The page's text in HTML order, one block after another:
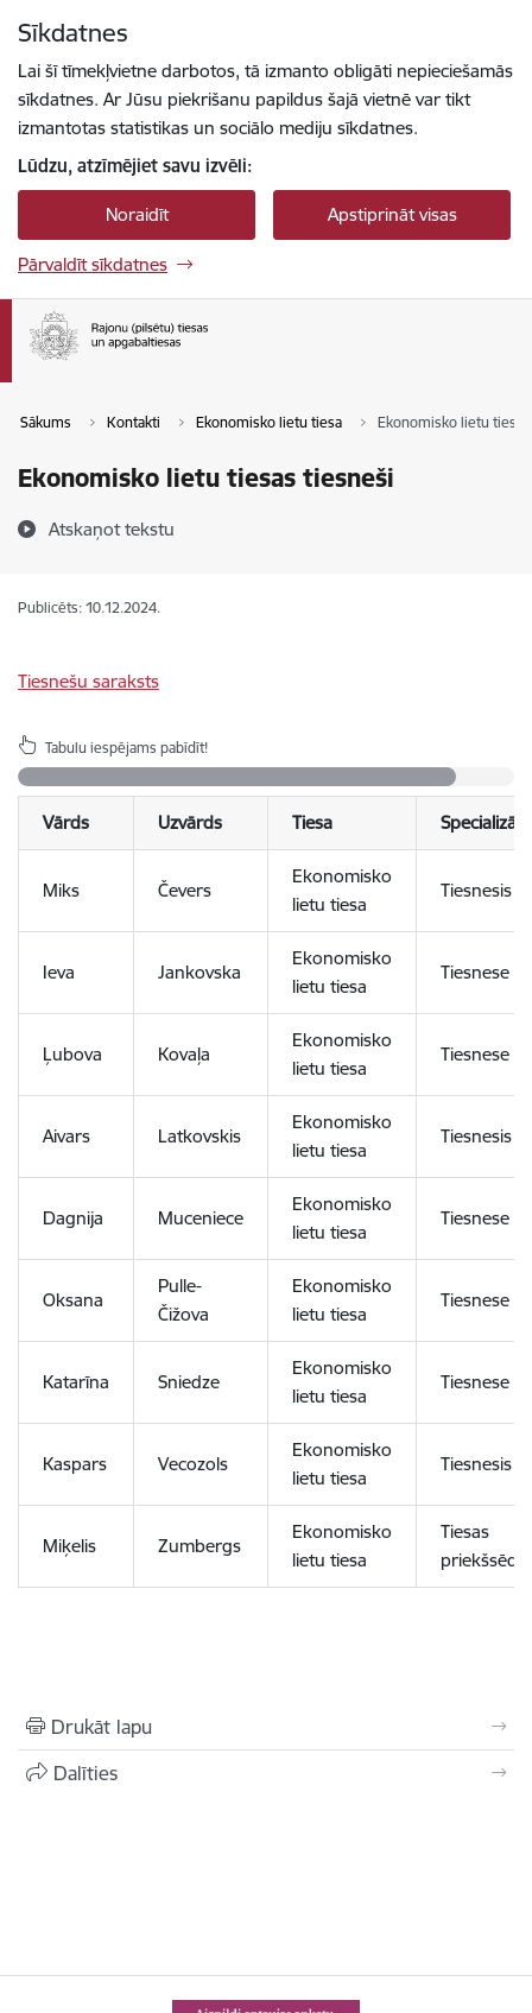
Sīkdatnes
Lai šī tīmekļvietne darbotos, tā izmanto obligāti nepieciešamās
sīkdatnes. Ar Jūsu piekrišanu papildus šajā vietnē var tikt
izmantotas statistikas un sociālo mediju sīkdatnes.
Lūdzu, atzīmējiet savu izvēli:
Noraidīt Apstiprināt visas
Pārvaldīt sīkdatnes
Sākums Kontakti Ekonomisko lietu tiesa Ekonomisko lietu
Ekonomisko lietu tiesas tiesneši
Atskaņot tekstu
Publicēts: 10.12.2024.
Tiesnešu saraksts
Tabulu iespējams pabīdīt!
Vārds Uzvārds Tiesa
Miks Čevers
Ekonomisko
lietu tiesa
Tiesnesis
Ieva Jankovska
Ekonomisko
lietu tiesa
Tiesnese
Ļubova Kovaļa
Ekonomisko
lietu tiesa
Tiesnese
Aivars Latkovskis
Ekonomisko
lietu tiesa
Tiesnesis
Dagnija Muceniece
Ekonomisko
lietu tiesa
Tiesnese
Oksana
Pulle-
Čižova
Ekonomisko
lietu tiesa
Tiesnese
Katarīna Sniedze
Ekonomisko
lietu tiesa
Tiesnese
Kaspars Vecozols
Ekonomisko
lietu tiesa
Tiesnesis
Miķelis Zumbergs
Ekonomisko
lietu tiesa
Tiesas
Drukāt lapu
Dalīties